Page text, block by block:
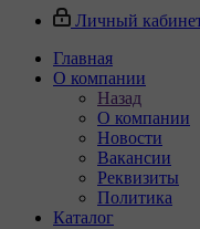
Личный
Главная
О компании
Назад
О компании
Новости
Вакансии
Реквизиты
Политика
Каталог